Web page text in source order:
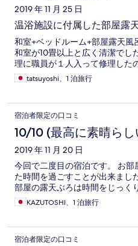
2019 年 11 月 25 日
温浴施設に付属した部屋露
和室+ベッドルーム+部屋露天風
和室が10畳以上と広く清潔でし
理に職員が１人入って修理した
tatsuyoshi、1 泊旅行
宿泊者限定の口コミ
10/10 (最高に素晴らし
2019 年 11 月 20 日
今回で二度目の宿泊です。 お
た時間を過ごすことが出来まし
部屋の露天ぶろは時間をじっく
KAZUTOSHI、1 泊旅行
宿泊者限定の口コミ